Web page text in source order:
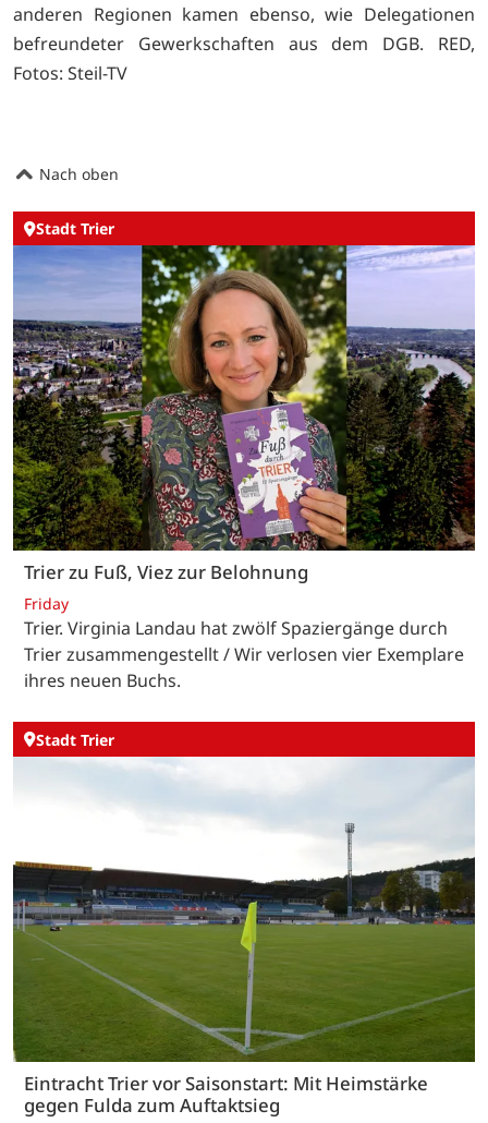
anderen Regionen kamen ebenso, wie Delegationen
befreundeter Gewerkschaften aus dem DGB. RED,
Fotos: Steil-TV
Nach oben
Stadt Trier
Trier zu Fuß, Viez zur Belohnung
Friday
Trier. Virginia Landau hat zwölf Spaziergänge durch
Trier zusammengestellt / Wir verlosen vier Exemplare
ihres neuen Buchs.
Stadt Trier
Eintracht Trier vor Saisonstart: Mit Heimstärke
gegen Fulda zum Auftaktsieg